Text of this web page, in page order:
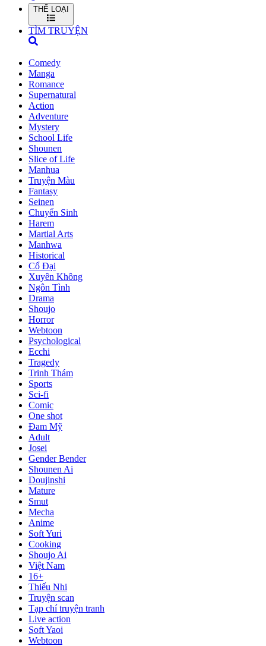
THỂ LOẠI
TÌM TRUYỆN
Comedy
Manga
Romance
Supernatural
Action
Adventure
Mystery
School Life
Shounen
Slice of Life
Manhua
Truyện Màu
Fantasy
Seinen
Chuyển Sinh
Harem
Martial Arts
Manhwa
Historical
Cổ Đại
Xuyên Không
Ngôn Tình
Drama
Shoujo
Horror
Webtoon
Psychological
Ecchi
Tragedy
Trinh Thám
Sports
Sci-fi
Comic
One shot
Đam Mỹ
Adult
Josei
Gender Bender
Shounen Ai
Doujinshi
Mature
Smut
Mecha
Anime
Soft Yuri
Cooking
Shoujo Ai
Việt Nam
16+
Thiếu Nhi
Truyện scan
Tạp chí truyện tranh
Live action
Soft Yaoi
Webtoon